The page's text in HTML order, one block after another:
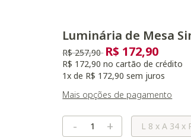
Luminária de Mesa
Preço reduzido de
R$ 257,90 para
R$ 172,90
R$ 172,90 no cartão de crédito
1x de R$ 172,90 sem juros
Mais opções de pagamento
- + Selecione o Tamanho